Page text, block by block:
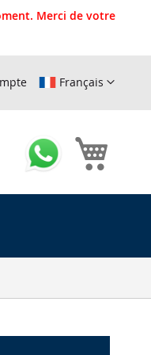
Merci de votre
Français